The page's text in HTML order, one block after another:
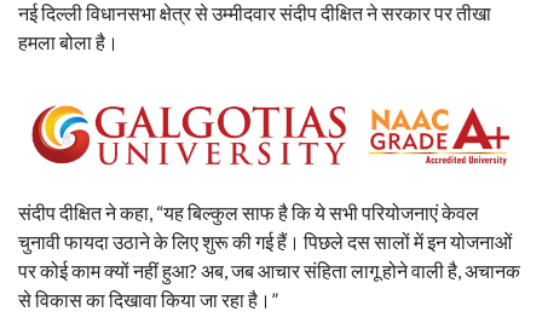
नई दिल्ली विधानसभा क्षेत्र से उम्मीदवार संदीप दीक्षित ने सरकार पर तीखा
हमला बोला है।
संदीप दीक्षित ने कहा, “यह बिल्कुल साफ है कि ये सभी परियोजनाएं केवल
चुनावी फायदा उठाने के लिए शुरू की गई हैं। पिछले दस सालों में इन योजनाओं
पर कोई काम क्यों नहीं हुआ? अब, जब आचार संहिता लागू होने वाली है, अचानक
से विकास का दिखावा किया जा रहा है।”